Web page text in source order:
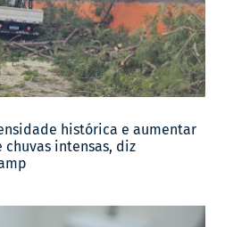
histórica e aumentar
intensas, diz